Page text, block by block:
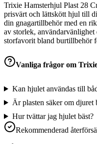
Trixie Hamsterhjul Plast 28
prisvärt och lättskött hjul till
din gnagartillbehör med en
av storlek,
storfavorit bland burtillbehör
Vanliga frågor om
Kan hjulet användas till
Är plasten säker om djuret
Hur tvättar jag hjulet bäst?
Rekommenderad